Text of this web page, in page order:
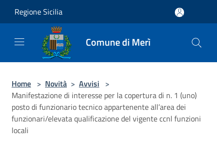
Regione Sicilia
Comune di Merì
Home > Novità > Avvisi >
Manifestazione di interesse per la copertura di n. 1 (uno)
posto di funzionario tecnico appartenente all’area dei
funzionari/elevata qualificazione del vigente ccnl funzioni
locali